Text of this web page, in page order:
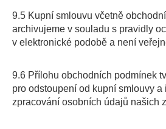
9.5 Kupní smlouvu včetně
archivujeme v souladu s pravidly
v elektronické podobě a není
9.6 Přílohu obchodních podmínek
pro odstoupení od kupní smlouvy
zpracování osobních údajů našich